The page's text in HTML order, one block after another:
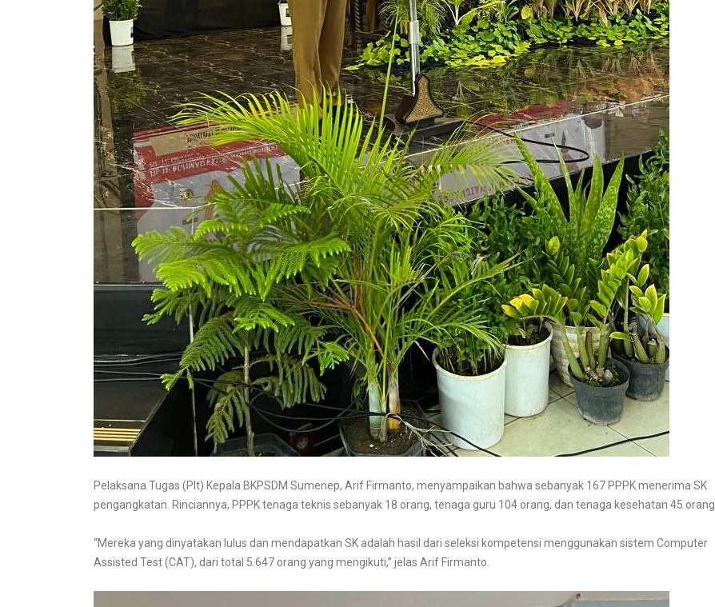
Pelaksana Tugas (Plt) Kepala BKPSDM Sumenep, Arif Firmanto, menyampaikan bahwa sebanyak 167 PPPK menerima SK
pengangkatan. Rinciannya, PPPK tenaga teknis sebanyak 18 orang, tenaga guru 104 orang, dan tenaga kesehatan 45 orang.
“Mereka yang dinyatakan lulus dan mendapatkan SK adalah hasil dari seleksi kompetensi menggunakan sistem Computer
Assisted Test (CAT), dari total 5.647 orang yang mengikuti,” jelas Arif Firmanto.